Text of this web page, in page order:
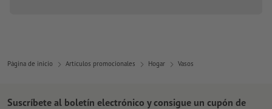
Página de inicio Artículos promocionales Hogar Vasos
Suscríbete al boletín electrónico y consigue un cupón de